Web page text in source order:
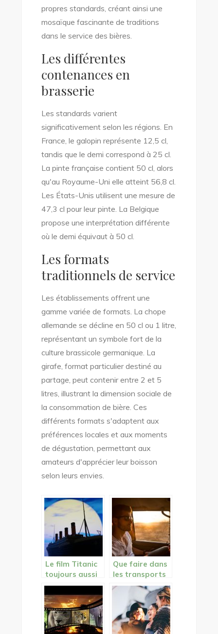
propres standards, créant ainsi une
mosaïque fascinante de traditions
dans le service des bières.
Les différentes
contenances en
brasserie
Les standards varient
significativement selon les régions. En
France, le galopin représente 12,5 cl,
tandis que le demi correspond à 25 cl.
La pinte française contient 50 cl, alors
qu'au Royaume-Uni elle atteint 56,8 cl.
Les États-Unis utilisent une mesure de
47,3 cl pour leur pinte. La Belgique
propose une interprétation différente
où le demi équivaut à 50 cl.
Les formats
traditionnels de service
Les établissements offrent une
gamme variée de formats. La chope
allemande se décline en 50 cl ou 1 litre,
représentant un symbole fort de la
culture brassicole germanique. La
girafe, format particulier destiné au
partage, peut contenir entre 2 et 5
litres, illustrant la dimension sociale de
la consommation de bière. Ces
différents formats s'adaptent aux
préférences locales et aux moments
de dégustation, permettant aux
amateurs d'apprécier leur boisson
selon leurs envies.
Le film Titanic
toujours aussi
émouvant vingt
ans plus tard!
Que faire dans
les transports
en commun à
part lire?